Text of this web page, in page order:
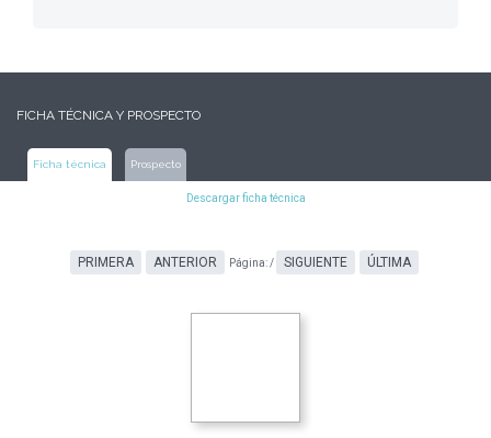
FICHA TÉCNICA Y PROSPECTO
Ficha técnica Prospecto
Descargar ficha técnica
PRIMERA ANTERIOR Página:/ SIGUIENTE ÚLTIMA